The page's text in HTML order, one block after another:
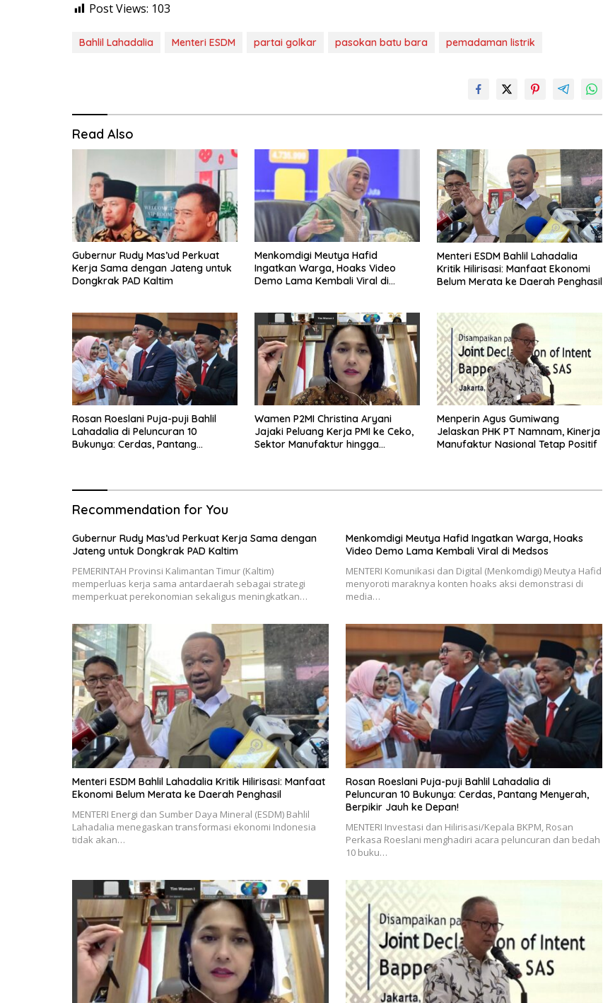
Post Views: 103
Bahlil Lahadalia Menteri ESDM partai golkar pasokan batu bara pemadaman listrik
Read Also
Gubernur Rudy Mas’ud Perkuat
Kerja Sama dengan Jateng untuk
Dongkrak PAD Kaltim
Menkomdigi Meutya Hafid
Ingatkan Warga, Hoaks Video
Demo Lama Kembali Viral di
Menteri ESDM Bahlil Lahadalia
Kritik Hilirisasi: Manfaat Ekonomi
Belum Merata ke Daerah Penghasil
Rosan Roeslani Puja-puji Bahlil
Lahadalia di Peluncuran 10
Bukunya: Cerdas, Pantang
Wamen P2MI Christina Aryani
Jajaki Peluang Kerja PMI ke Ceko,
Sektor Manufaktur hingga
Menperin Agus Gumiwang
Jelaskan PHK PT Namnam, Kinerja
Manufaktur Nasional Tetap Positif
Recommendation for You
Gubernur Rudy Mas’ud Perkuat Kerja Sama dengan
Jateng untuk Dongkrak PAD Kaltim
PEMERINTAH Provinsi Kalimantan Timur (Kaltim)
memperluas kerja sama antardaerah sebagai strategi
memperkuat perekonomian sekaligus meningkatkan…
Menkomdigi Meutya Hafid Ingatkan Warga, Hoaks
Video Demo Lama Kembali Viral di Medsos
MENTERI Komunikasi dan Digital (Menkomdigi) Meutya Hafid
menyoroti maraknya konten hoaks aksi demonstrasi di
media…
Menteri ESDM Bahlil Lahadalia Kritik Hilirisasi: Manfaat
Ekonomi Belum Merata ke Daerah Penghasil
MENTERI Energi dan Sumber Daya Mineral (ESDM) Bahlil
Lahadalia menegaskan transformasi ekonomi Indonesia
tidak akan…
Rosan Roeslani Puja-puji Bahlil Lahadalia di
Peluncuran 10 Bukunya: Cerdas, Pantang Menyerah,
Berpikir Jauh ke Depan!
MENTERI Investasi dan Hilirisasi/Kepala BKPM, Rosan
Perkasa Roeslani menghadiri acara peluncuran dan bedah
10 buku…